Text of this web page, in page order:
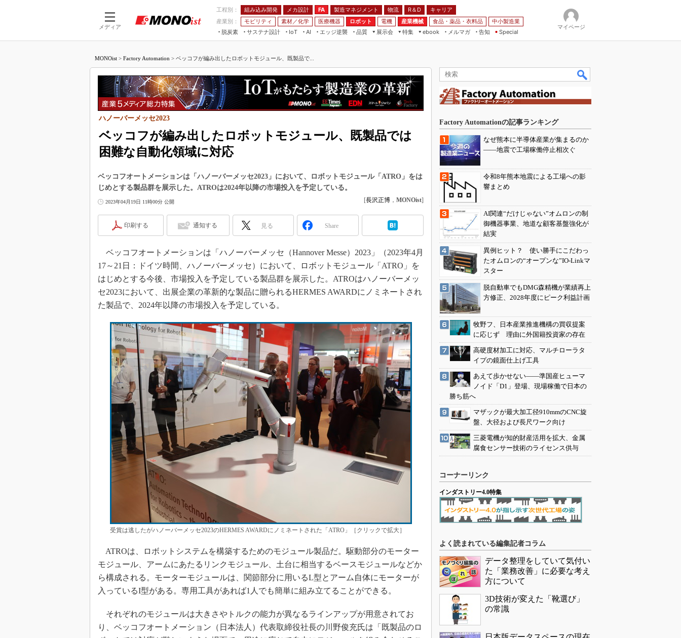
メディア
工程別： 組み込み開発 メカ設計 FA 製造マネジメント 物流 R＆D
キャリア
産業別：
モビリティ 素材／化学 医療機器 ロボット 電機 産業機械 食品・薬品・衣料品
中小製造業
脱炭素
サステナ設計
IoT
つながる工場
つながるサービス
AI
AI×設備保全
Physical AI
エッジ逆襲 品質
展示会
JIMTOF
組込み/エッジ コンピューティング
展＆IoT/5Gソリューション展
IIFES
国際ロボット展
スマート工場EXPO
EdgeTech+
AUTOMOTIVE WORLD
産業オープンネット展
特集
つながるクルマ
5G
VR／AR
フィールドサービス
組み込み画像技術
車載ソフト開発
無償設計ツール
3Dプリンタ
S＆OP
インダストリー4.0
イノベーション
メイドインジャパン
知財マネジメント
海外生産
グローバル設計・開発
制御セキュリティ
新型コロナへの対応
ebook
製造マネジメント
FA
モビリティ
メルマガ
告知 Special
マイページ
MONOist > Factory Automation > ベッコフが編み出したロボットモジュール、既製品で...
ベッコフが編み出したロボットモジュール、既製品では
困難な自動化領域に対応
ハノーバーメッセ2023
ベッコフオートメーションは「ハノーバーメッセ2023」において、ロボットモジュール「ATRO」をは
じめとする製品群を展示した。ATROは2024年以降の市場投入を予定している。
2023年04月19日 11時00分 公開 [長沢正博 ， MONOist]
印刷する 通知する 見る Share
ベッコフオートメーションは「ハノーバーメッセ（Hannover Messe）2023」（2023年4月
17～21日：ドイツ時間、ハノーバーメッセ）において、ロボットモジュール「ATRO」を
はじめとする今後、市場投入を予定している製品群を展示した。ATROはハノーバーメッ
セ2023において、出展企業の革新的な製品に贈られるHERMES AWARDにノミネートされ
た製品で、2024年以降の市場投入を予定している。
受賞は逃したがハノーバーメッセ2023のHERMES AWARDにノミネートされた「ATRO」［クリックで拡大］
ATROは、ロボットシステムを構築するためのモジュール製品だ。駆動部分のモーター
モジュール、アームにあたるリンクモジュール、土台に相当するベースモジュールなどか
ら構成される。モーターモジュールは、関節部分に用いるL型とアーム自体にモーターが
入っているI型がある。専用工具があれば1人でも簡単に組み立てることができる。
それぞれのモジュールは大きさやトルクの能力が異なるラインアップが用意されてお
り、ベッコフオートメーション（日本法人）代表取締役社長の川野俊充氏は「既製品のロ
Factory Automationの記事ランキング
なぜ熊本に半導体産業が集まるのか
――地震で工場稼働停止相次ぐ
令和8年熊本地震による工場への影
響まとめ
AI関連“だけじゃない”オムロンの制
御機器事業、地道な顧客基盤強化が
結実
異例ヒット？ 使い勝手にこだわっ
たオムロンの“オープンな”IO-Linkマ
スター
脱自動車でもDMG森精機が業績再上
方修正、2028年度にピーク利益計画
牧野フ、日本産業推進機構の買収提案
に応じず 理由に外国籍投資家の存在
高硬度材加工に対応、マルチローラタ
イプの鏡面仕上げ工具
あえて歩かせない――準国産ヒューマ
ノイド「D1」登場、現場稼働で日本の
勝ち筋へ
マザックが最大加工径910mmのCNC旋
盤、大径および長尺ワーク向け
三菱電機が知的財産活用を拡大、金属
腐食センサー技術のライセンス供与
コーナーリンク
インダストリー4.0特集
よく読まれている編集記者コラム
データ整理をしていて気付い
た「業務改善」に必要な考え
方について
3D技術が変えた「靴選び」
の常識